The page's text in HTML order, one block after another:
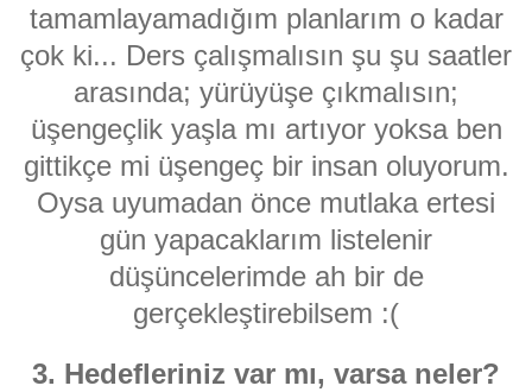
tamamlayamadığım planlarım o kadar
çok ki... Ders çalışmalısın şu şu saatler
arasında; yürüyüşe çıkmalısın;
üşengeçlik yaşla mı artıyor yoksa ben
gittikçe mi üşengeç bir insan oluyorum.
Oysa uyumadan önce mutlaka ertesi
gün yapacaklarım listelenir
düşüncelerimde ah bir de
gerçekleştirebilsem :(
3. Hedefleriniz var mı, varsa neler?